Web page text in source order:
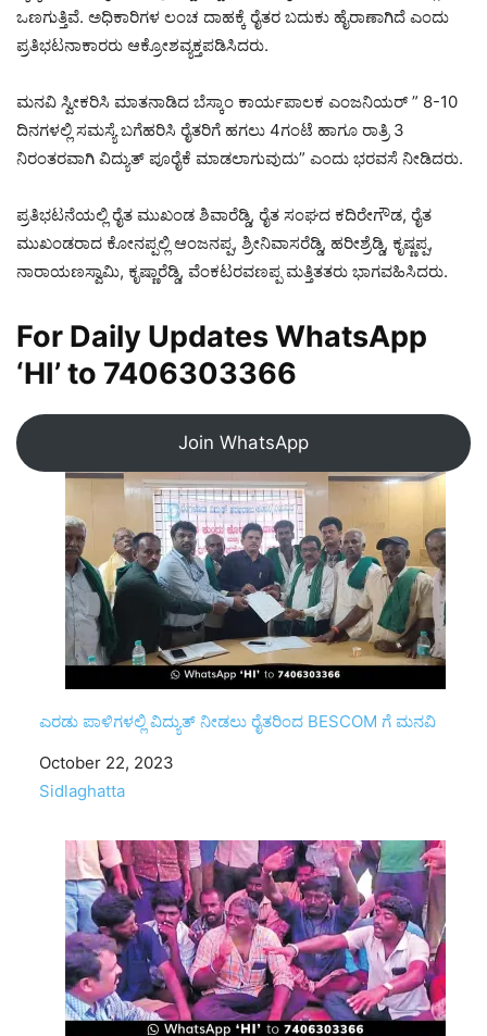
ಒಣಗುತ್ತಿವೆ. ಅಧಿಕಾರಿಗಳ ಲಂಚ ದಾಹಕ್ಕೆ ರೈತರ ಬದುಕು ಹೈರಾಣಾಗಿದೆ ಎಂದು
ಪ್ರತಿಭಟನಾಕಾರರು ಆಕ್ರೋಶವ್ಯಕ್ತಪಡಿಸಿದರು.
ಮನವಿ ಸ್ವೀಕರಿಸಿ ಮಾತನಾಡಿದ ಬೆಸ್ಕಾಂ ಕಾರ್ಯಪಾಲಕ ಎಂಜನಿಯರ್ ” 8-10
ದಿನಗಳಲ್ಲಿ ಸಮಸ್ಯೆ ಬಗೆಹರಿಸಿ ರೈತರಿಗೆ ಹಗಲು 4ಗಂಟೆ ಹಾಗೂ ರಾತ್ರಿ 3
ನಿರಂತರವಾಗಿ ವಿದ್ಯುತ್ ಪೂರೈಕೆ ಮಾಡಲಾಗುವುದು” ಎಂದು ಭರವಸೆ ನೀಡಿದರು.
ಪ್ರತಿಭಟನೆಯಲ್ಲಿ ರೈತ ಮುಖಂಡ ಶಿವಾರೆಡ್ಡಿ, ರೈತ ಸಂಘದ ಕದಿರೇಗೌಡ, ರೈತ
ಮುಖಂಡರಾದ ಕೋನಪ್ಪಲ್ಲಿ ಆಂಜನಪ್ಪ, ಶ್ರೀನಿವಾಸರೆಡ್ಡಿ, ಹರೀಶ್ರೆಡ್ಡಿ, ಕೃಷ್ಣಪ್ಪ,
ನಾರಾಯಣಸ್ವಾಮಿ, ಕೃಷ್ಣಾರೆಡ್ಡಿ, ವೆಂಕಟರವಣಪ್ಪ ಮತ್ತಿತತರು ಭಾಗವಹಿಸಿದರು.
For Daily Updates WhatsApp
‘HI’ to 7406303366
Join WhatsApp
ಎರಡು ಪಾಳಿಗಳಲ್ಲಿ ವಿದ್ಯುತ್ ನೀಡಲು ರೈತರಿಂದ BESCOM ಗೆ ಮನವಿ
Date
October 22, 2023
In relation to
Sidlaghatta